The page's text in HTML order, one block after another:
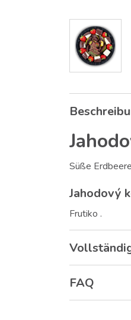
Süße
Jahodový
Frutiko .
FAQ